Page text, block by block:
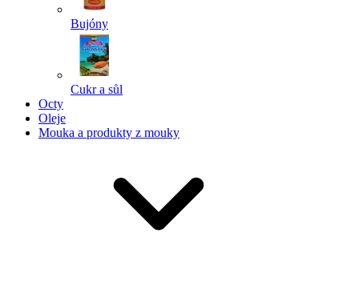
Bujóny
Cukr a sůl
Octy
Oleje
Mouka a produkty z mouky